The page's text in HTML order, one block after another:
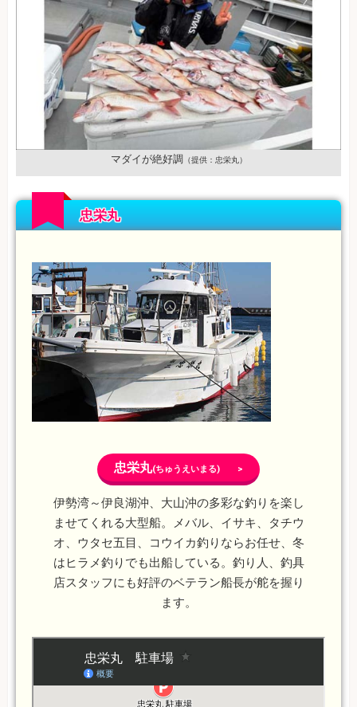
マダイが絶好調 （提供：忠栄丸）
忠栄丸
忠栄丸(ちゅうえいまる) >
伊勢湾～伊良湖沖、大山沖の多彩な釣りを楽し
ませてくれる大型船。メバル、イサキ、タチウ
オ、ウタセ五目、コウイカ釣りならお任せ、冬
はヒラメ釣りでも出船している。釣り人、釣具
店スタッフにも好評のベテラン船長が舵を握り
ます。